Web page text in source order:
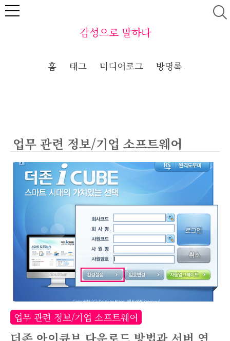
본문 바로가기
감성으로 말하다
홈 태그 미디어로그 방명록
업무 관련 정보/기업 소프트웨어
업무 관련 정보/기업 소프트웨어
더존 아이큐브 다운로드 방법과 서버 연